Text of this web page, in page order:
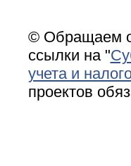
© Обращаем
ссылки на "
учета и
проектов